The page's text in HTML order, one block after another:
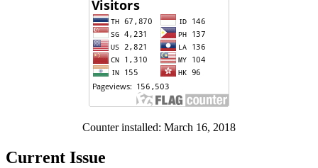
Counter installed: March 16, 2018
Current Issue